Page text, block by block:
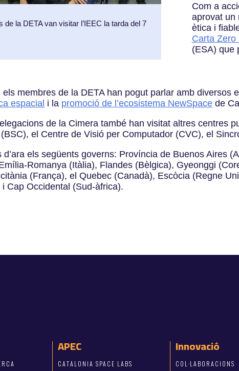
de la DETA van visitar l’IEEC la tarda del 7
Com a
aprovat un
ètica i
Carta Zero
(ESA) que
els membres de la DETA han pogut parlar amb diversos
espacial i la promoció de l’ecosistema NewSpace de
de la Cimera també han visitat altres centres
el Centre de Visió per Computador (CVC), el
d’ara els següents governs: Província de Buenos Aires
Romanya (Itàlia), Flandes (Bèlgica), Gyeonggi
(França), el Quebec (Canadà), Escòcia (Regne
Cap Occidental (Sud-àfrica).
APEC
CATALONIA SPACE LABS
Innovació
COL·LABORACIONS